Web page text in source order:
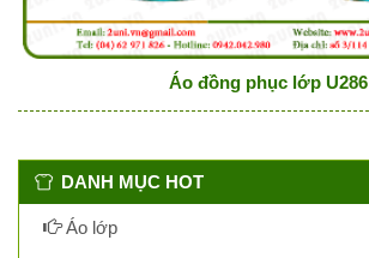
Áo đồng phục lớp U286
DANH MỤC HOT
Áo lớp